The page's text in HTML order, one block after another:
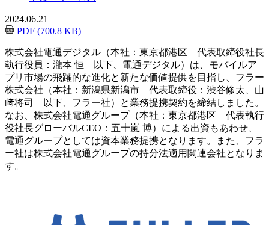
2024.06.21
PDF (700.8 KB)
株式会社電通デジタル（本社：東京都港区 代表取締役社長
執行役員：瀧本 恒 以下、電通デジタル）は、モバイルア
プリ市場の飛躍的な進化と新たな価値提供を目指し、フラー
株式会社（本社：新潟県新潟市 代表取締役：渋谷修太、山
﨑将司 以下、フラー社）と業務提携契約を締結しました。
なお、株式会社電通グループ（本社：東京都港区 代表執行
役社長グローバルCEO：五十嵐 博）による出資もあわせ、
電通グループとしては資本業務提携となります。また、フラ
ー社は株式会社電通グループの持分法適用関連会社となりま
す。